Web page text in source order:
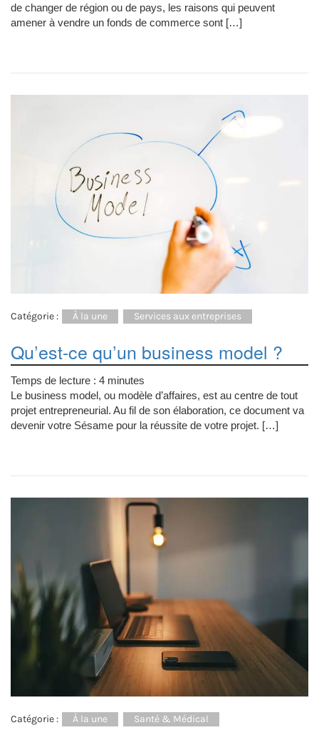
de changer de région ou de pays, les raisons qui peuvent
amener à vendre un fonds de commerce sont […]
Catégorie : À la une Services aux entreprises
Qu’est-ce qu’un business model ?
Temps de lecture : 4 minutes
Le business model, ou modèle d’affaires, est au centre de tout
projet entrepreneurial. Au fil de son élaboration, ce document va
devenir votre Sésame pour la réussite de votre projet. […]
Catégorie : À la une Santé & Médical